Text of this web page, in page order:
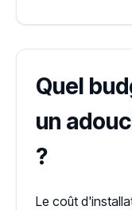
Quel
un
?
Le coût